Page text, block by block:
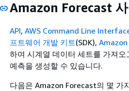
Amazon Forecast
API, AWS Command Line
프트웨어 개발 키트(SDK),
하여 시계열 데이터 세트를 가져
예측을 생성할 수 있습니다.
다음은 Amazon Forecast의 몇 가